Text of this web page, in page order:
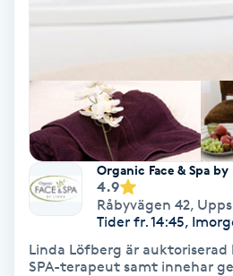
Pigmentfläckar
Plastikkirurgi
Powder brows
Power Yoga
Organic Face & Spa by
4.9
Råbyvägen 42,
Tider fr. 14:45,
Linda Löfberg är
SPA-terapeut samt innehar